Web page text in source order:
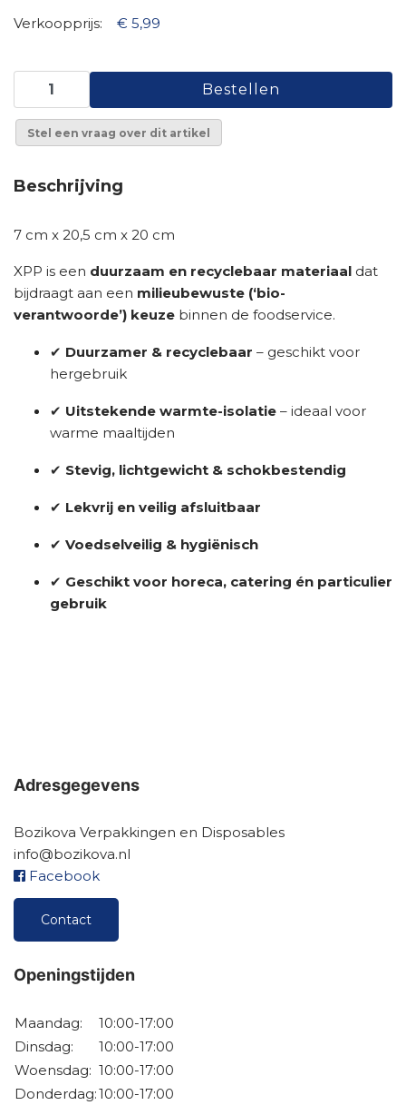
Verkoopprijs: € 5,99
Stel een vraag over dit artikel
Beschrijving
7 cm x 20,5 cm x 20 cm
XPP is een duurzaam en recyclebaar materiaal dat
bijdraagt aan een milieubewuste (‘bio-
verantwoorde’) keuze binnen de foodservice.
✔ Duurzamer & recyclebaar – geschikt voor
hergebruik
✔ Uitstekende warmte-isolatie – ideaal voor
warme maaltijden
✔ Stevig, lichtgewicht & schokbestendig
✔ Lekvrij en veilig afsluitbaar
✔ Voedselveilig & hygiënisch
✔ Geschikt voor horeca, catering én particulier
gebruik
Adresgegevens
Bozikova Verpakkingen en Disposables
info@bozikova.nl
Facebook
Contact
Openingstijden
Maandag:
10:00-17:00
Dinsdag:
10:00-17:00
Woensdag: 10:00-17:00
Donderdag:10:00-17:00